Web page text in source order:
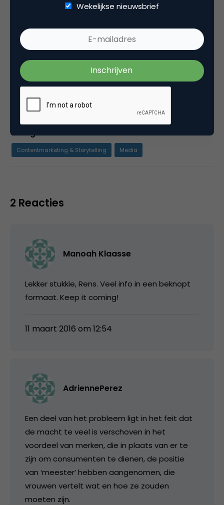
Rens werkt als marketeer bij Coosto. Coosto
levert één tool voor alle social media
toepassingen zoals monitoring, webcare en
uit waardevolle statistieken voor Rens om over
te schrijven.
Categorie
Contentmarketing & Storytelling Media
2 Reacties
Manoah Klaasse
Lekker stukkie, Rens. Veel info in een beknopt
formaat. Keep it coming!
11 maart 2016 om 12:54
AdriennePerez
Een deel van het probleem ligt in het feit dat
de macht te veel is verschoven in het
voordeel van merken, die in plaats van er te
zijn om consumenten te dienen, de positie
van ‘meester’ hebben aangenomen, die
vrouwen vertelt wat en hoe ze zouden
moeten zijn.
Wekelijkse nieuwsbrief